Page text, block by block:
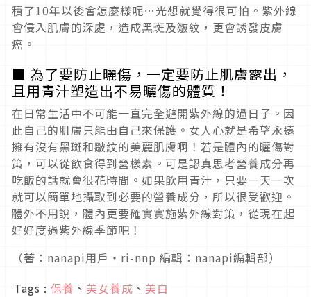
積了10年以後會怎麼樣呢…光想就覺得很可怕。紫外線
會侵入肌膚的深處，造成黑斑及皺紋，更會誘發皮膚
癌。
■ 為了要防止曬傷，一定要防止肌膚露出，
且用青汁塑造出不易曬傷的體質！
在日常生活中不可能一直完全避開紫外線的過日子。因
此自己的肌膚只能由自己來保護。女人心就是希望永遠
擁有沒有黑斑和皺紋的美麗肌膚啊！若是體內的曬傷對
策，可以從飲食得到營樣素。可是認真思考營養成分再
吃飯的話就會很花時間。如果飲用青汁，只要一天一次
就可以簡單地攝取到必要的營養成分，所以很受歡迎。
體外不用說，體內更要確實實施紫外線對策，從現在起
好好度過紫外線季節吧！
（著：nanapi用戶・ri-nnp 編輯：nanapi編輯部）
Tags : 保養 、 美女養成 、 美白